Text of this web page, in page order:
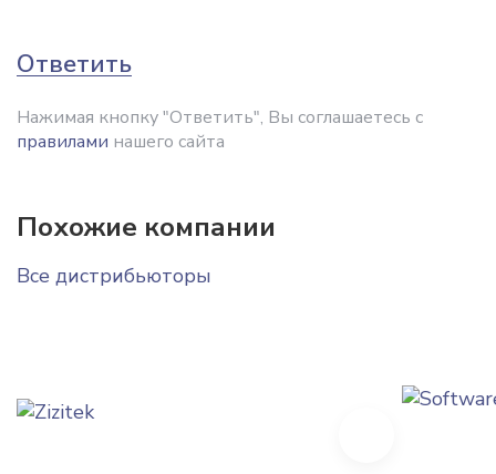
Ответить
Нажимая кнопку "Ответить", Вы соглашаетесь с
правилами нашего сайта
Похожие компании
Все дистрибьюторы